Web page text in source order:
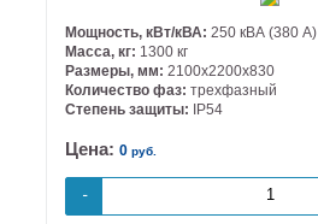
Мощность, кВт/кВА: 250 кВА (380 А)
Масса, кг: 1300 кг
Размеры, мм: 2100х2200х830
Количество фаз: трехфазный
Степень защиты:
IP54
Цена: 0 руб.
-